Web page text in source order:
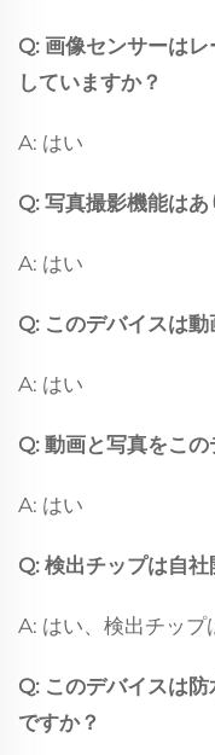
Q: 画像センサーは
していますか？
A: はい
Q: 写真撮影機能はあ
A: はい
Q: このデバイスは
A: はい
Q: 動画と写真をこ
A: はい
Q: 検出チップは自社
A: はい、検出チップ
Q: このデバイスは
ですか？